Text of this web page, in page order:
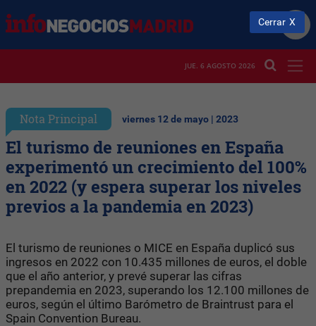
JUE. 6 AGOSTO 2026
Nota Principal viernes 12 de mayo | 2023
El turismo de reuniones en España
experimentó un crecimiento del 100%
en 2022 (y espera superar los niveles
previos a la pandemia en 2023)
El turismo de reuniones o MICE en España duplicó sus
ingresos en 2022 con 10.435 millones de euros, el doble
que el año anterior, y prevé superar las cifras
prepandemia en 2023, superando los 12.100 millones de
euros, según el último Barómetro de Braintrust para el
Spain Convention Bureau.
Cerrar